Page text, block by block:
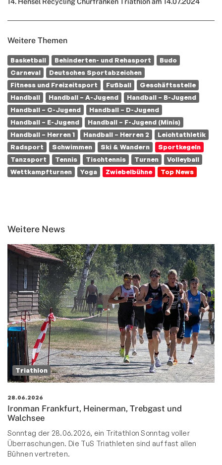
Weitere Themen
Basketball Behinderten- und Rehasport
Budo
Carneval
Deutsches Sportabzeichen
Fitness und Freizeitsport
Fußball
Geschäftsstelle
Handball
Handball – A-Jugend
Handball – B-Jugend
Handball – C-Jugend
Handball – D-Jugend
Handball – E-Jugend
Handball – F-Jugend (Minis)
Handball – Herren 1
Handball – Herren 2
Leichtathletik
Radsport
Schwimmen Ski & Wandern
Sportkegeln
Tanzsport
Tennis Tischtennis Turnen
Volleyball
Wettkampfturnen
Yoga Zwiebelbühne Top News
Weitere News
Triathlon
28.06.2026
Ironman Frankfurt, Heinerman, Trebgast und
Walchsee
Sonntag der 28.06.2026, ein Tritathlon Sonntag voller
Überraschungen. Die TuS Triathleten sind auf fast allen
Bühnen vertreten.